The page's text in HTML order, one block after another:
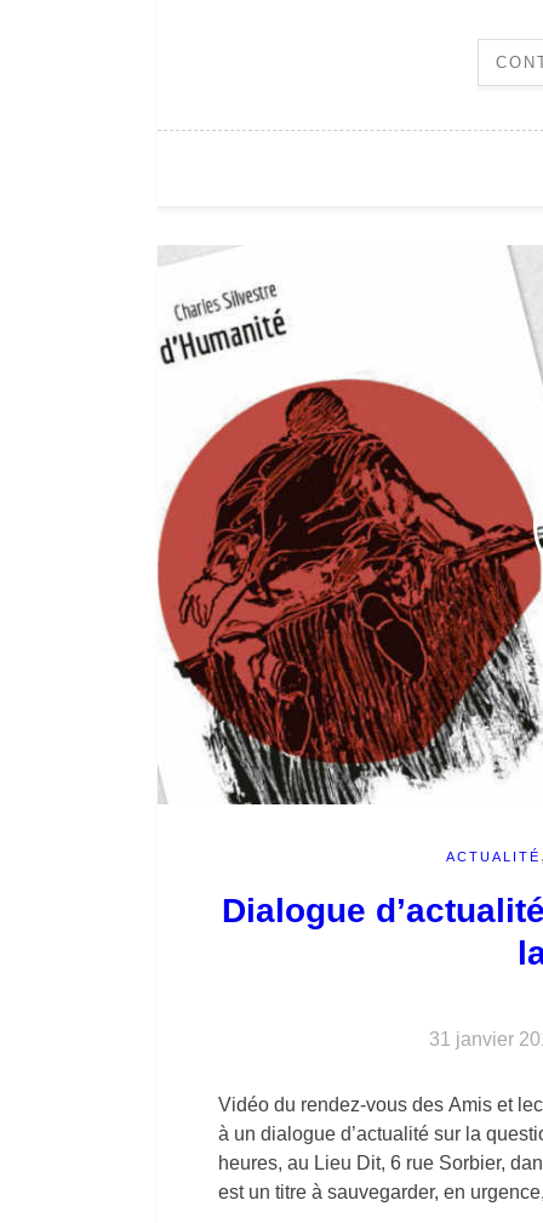
ACTUALITÉ
Dialogue
31 janvier
Vidéo du rendez-vous des Amis et
à un dialogue d’actualité sur la
heures, au Lieu Dit, 6 rue Sorbier,
est un titre à sauvegarder, en